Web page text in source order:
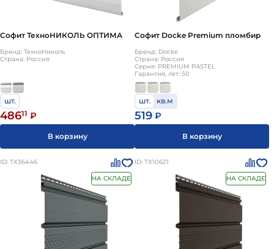
Софит ТехноНИКОЛЬ ОПТИМА
Бренд: ТехноНиколь
Страна: Россия
шт.
48611 ₽
В корзину
Софит Docke Premium пломбир
Бренд: Docke
Страна: Россия
Серия: PREMIUM PASTEL
Гарантия, лет: 50
шт. кв.м
519 ₽
В корзину
ID: ТХ36446
НА СКЛАДЕ
ID: ТХ10621
НА СКЛАДЕ